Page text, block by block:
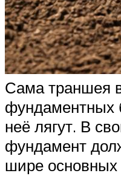
Сама траншея
фундаментных
неё лягут. В
фундамент
шире основных